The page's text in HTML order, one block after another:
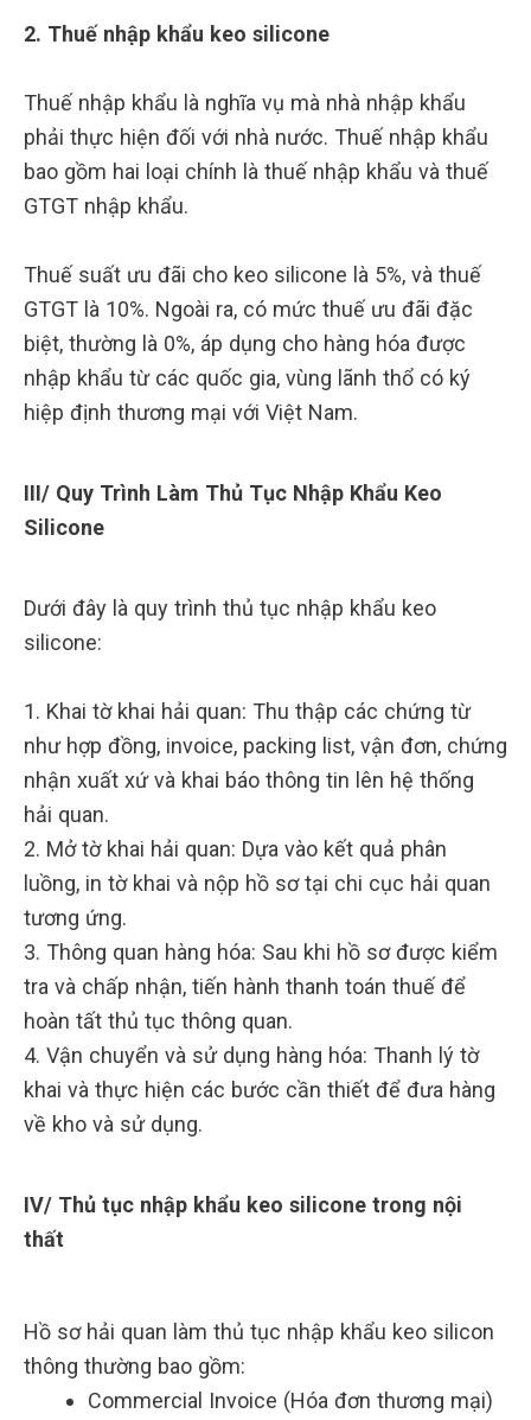
2. Thuế nhập khẩu keo silicone
Thuế nhập khẩu là nghĩa vụ mà nhà nhập khẩu
phải thực hiện đối với nhà nước. Thuế nhập khẩu
bao gồm hai loại chính là thuế nhập khẩu và thuế
GTGT nhập khẩu.
Thuế suất ưu đãi cho keo silicone là 5%, và thuế
GTGT là 10%. Ngoài ra, có mức thuế ưu đãi đặc
biệt, thường là 0%, áp dụng cho hàng hóa được
nhập khẩu từ các quốc gia, vùng lãnh thổ có ký
hiệp định thương mại với Việt Nam.
III/ Quy Trình Làm Thủ Tục Nhập Khẩu Keo
Silicone
Dưới đây là quy trình thủ tục nhập khẩu keo
silicone:
1. Khai tờ khai hải quan: Thu thập các chứng từ
như hợp đồng, invoice, packing list, vận đơn, chứng
nhận xuất xứ và khai báo thông tin lên hệ thống
hải quan.
2. Mở tờ khai hải quan: Dựa vào kết quả phân
luồng, in tờ khai và nộp hồ sơ tại chi cục hải quan
tương ứng.
3. Thông quan hàng hóa: Sau khi hồ sơ được kiểm
tra và chấp nhận, tiến hành thanh toán thuế để
hoàn tất thủ tục thông quan.
4. Vận chuyển và sử dụng hàng hóa: Thanh lý tờ
khai và thực hiện các bước cần thiết để đưa hàng
về kho và sử dụng.
IV/ Thủ tục nhập khẩu keo silicone trong nội
thất
Hồ sơ hải quan làm thủ tục nhập khẩu keo silicon
thông thường bao gồm:
Commercial Invoice (Hóa đơn thương mại)